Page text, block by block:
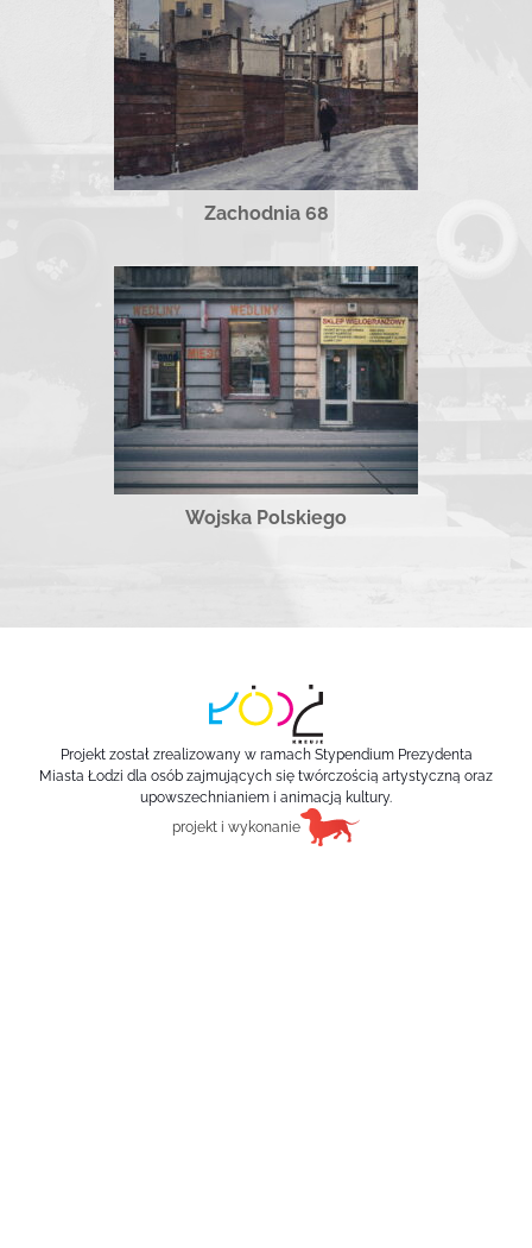
Zachodnia 68
Wojska Polskiego
projekt i wykonanie
Projekt został zrealizowany w ramach Stypendium Prezydenta
Miasta Łodzi dla osób zajmujących się twórczością artystyczną oraz
upowszechnianiem i animacją kultury.